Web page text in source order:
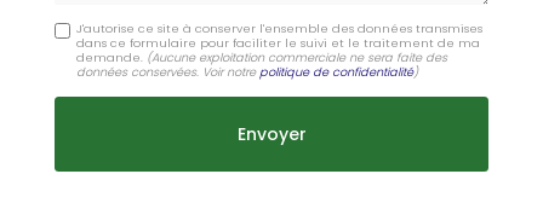
J'autorise ce site à conserver l'ensemble des données transmises
dans ce formulaire pour faciliter le suivi et le traitement de ma
demande. (Aucune exploitation commerciale ne sera faite des
données conservées. Voir notrepolitique de confidentialité)